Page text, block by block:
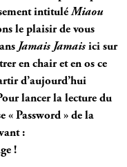
intituléMiaou
le plaisir de vous
Jamais Jamais ici sur
en chair et en os ce
d’aujourd’hui
lancer la lecture du
« Password » de la
:
!